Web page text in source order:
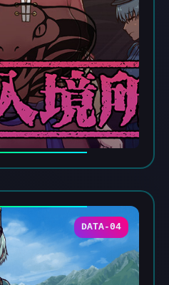
DATA-04